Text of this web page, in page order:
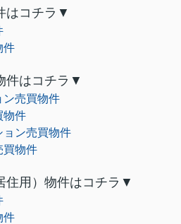
はコチラ ▼
件
件はコチラ ▼
ン売買物件
物件
ョン売買物件
買物件
住用）物件はコチラ ▼
件